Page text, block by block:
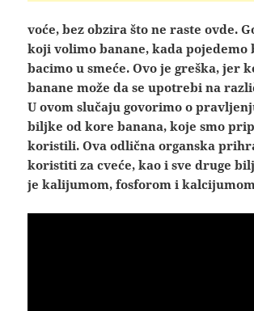
voće, bez obzira što ne raste ovde.
koji volimo banane, kada pojedemo
bacimo u smeće. Ovo je greška, jer
banane može da se upotrebi na
U ovom slučaju govorimo o
biljke od kore banana, koje smo
koristili. Ova odlična organska
koristiti za cveće, kao i sve druge
je kalijumom, fosforom i